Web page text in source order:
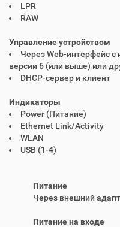
LPR
RAW
Управление устройством
Через Web-интерфейс
версии 6 (или выше) или
DHCP-сервер и клиент
Индикаторы
Power (Питание)
Ethernet Link/Activity
WLAN
USB (1-4)
Питание
Через внешний
Питание на входе